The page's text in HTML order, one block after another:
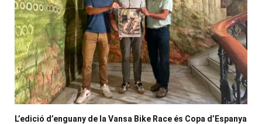
L’edició d’enguany de la Vansa Bike Race és Copa d’Espanya